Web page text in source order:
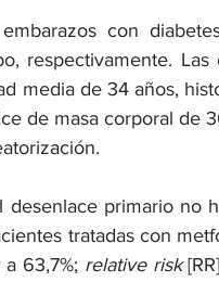
con
respectivamente.
media de 34 años,
de masa corporal de
desenlace primario no
tratadas con
63,7%; relative risk